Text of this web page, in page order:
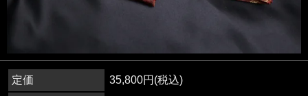
定価
35,800円(税込)